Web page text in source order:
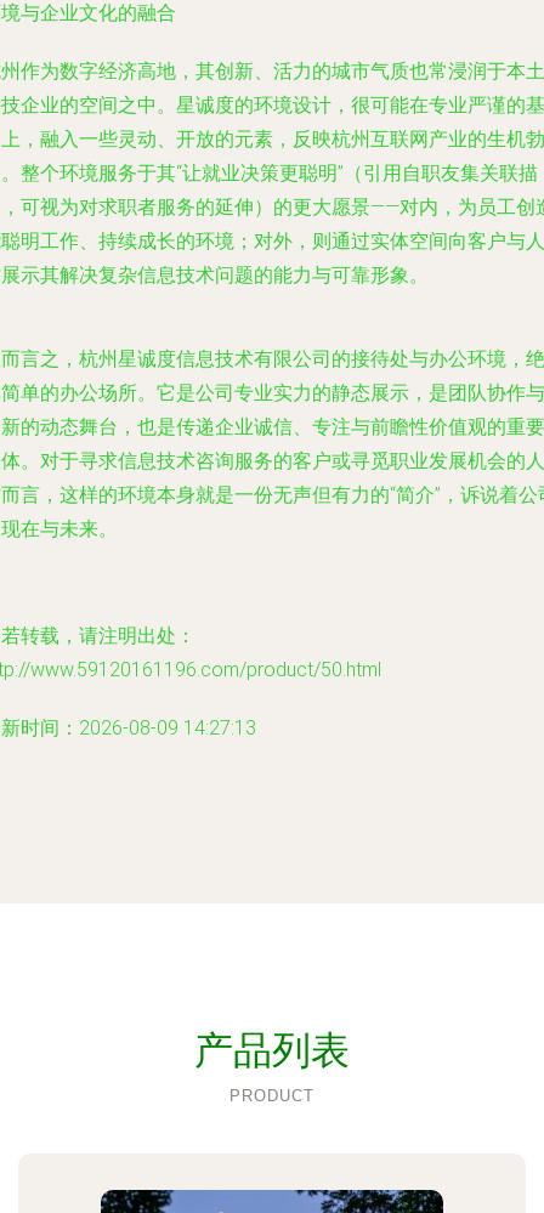
与企业文化的融合
作为数字经济高地，其创新、活力的城市气质也常浸润于本土
企业的空间之中。星诚度的环境设计，很可能在专业严谨的基
，融入一些灵动、开放的元素，反映杭州互联网产业的生机勃
整个环境服务于其“让就业决策更聪明”（引用自职友集关联描
可视为对求职者服务的延伸）的更大愿景——对内，为员工创
明工作、持续成长的环境；对外，则通过实体空间向客户与人
示其解决复杂信息技术问题的能力与可靠形象。
言之，杭州星诚度信息技术有限公司的接待处与办公环境，绝
单的办公场所。它是公司专业实力的静态展示，是团队协作与
的动态舞台，也是传递企业诚信、专注与前瞻性价值观的重要
。对于寻求信息技术咨询服务的客户或寻觅职业发展机会的人
言，这样的环境本身就是一份无声但有力的“简介”，诉说着公
在与未来。
转载，请注明出处：
www.59120161196.com/product/50.html
时间：2026-08-09 14:27:13
产品列表
PRODUCT